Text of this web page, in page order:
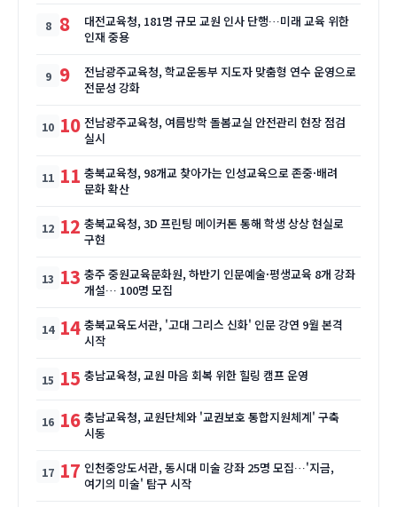
8
대전교육청, 181명 규모 교원 인사 단행…미래 교육 위한
인재 중용
9
전남광주교육청, 학교운동부 지도자 맞춤형 연수 운영으로
전문성 강화
10 전남광주교육청, 여름방학 돌봄교실 안전관리 현장 점검
실시
11 충북교육청, 98개교 찾아가는 인성교육으로 존중·배려
문화 확산
12 충북교육청, 3D 프린팅 메이커톤 통해 학생 상상 현실로
구현
13 충주 중원교육문화원, 하반기 인문예술·평생교육 8개 강좌
개설… 100명 모집
14 충북교육도서관, '고대 그리스 신화' 인문 강연 9월 본격
시작
15 충남교육청, 교원 마음 회복 위한 힐링 캠프 운영
16 충남교육청, 교원단체와 '교권보호 통합지원체계' 구축
시동
17 인천중앙도서관, 동시대 미술 강좌 25명 모집…'지금,
여기의 미술' 탐구 시작